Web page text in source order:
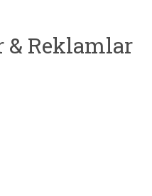
& Reklamlar